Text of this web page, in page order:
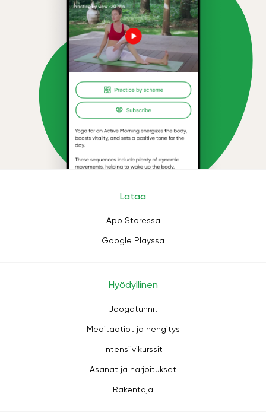
Lataa
App Storessa
Google Playssa
Hyödyllinen
Joogatunnit
Meditaatiot ja hengitys
Intensiivikurssit
Asanat ja harjoitukset
Rakentaja